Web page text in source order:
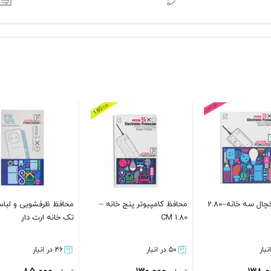
و لباسشویی
دار
محافظ کامپیوتر شش خانه –
1.80 CM
۵۰ در انبار
محافظ یخچال سه خانه
دار–4.80 CM
۵۰ در انبار